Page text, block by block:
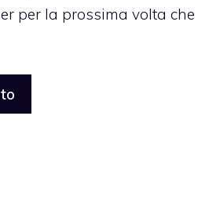
per la prossima volta che